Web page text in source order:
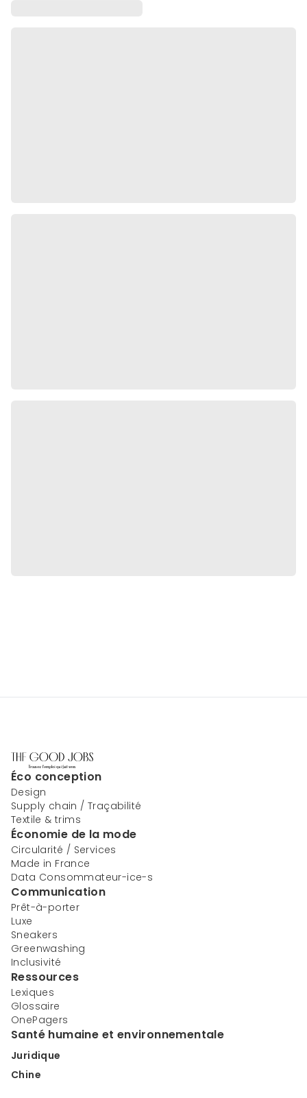
Éco conception
Design
Supply chain / Traçabilité
Textile & trims
Économie de la mode
Circularité / Services
Made in France
Data Consommateur-ice-s
Communication
Prêt-à-porter
Luxe
Sneakers
Greenwashing
Inclusivité
Ressources
Lexiques
Glossaire
OnePagers
Santé humaine et environnementale
Juridique
Chine